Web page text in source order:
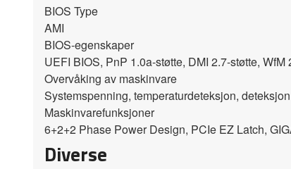
BIOS Type
AMI
BIOS-egenskaper
UEFI BIOS, PnP 1.0a-støtte, DMI 2.7-støtte,
Overvåking av maskinvare
Systemspenning, temperaturdeteksjon,
Maskinvarefunksjoner
6+2+2 Phase Power Design, PCIe EZ Latch,
Diverse